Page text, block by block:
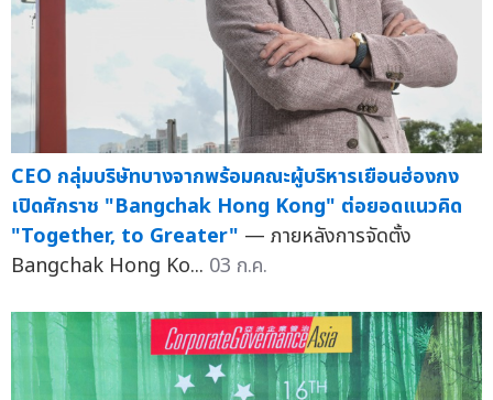
CEO กลุ่มบริษัทบางจากพร้อมคณะผู้บริหารเยือนฮ่องกง
เปิดศักราช "Bangchak Hong Kong" ต่อยอดแนวคิด
"Together, to Greater" — ภายหลังการจัดตั้ง
Bangchak Hong Ko... 03 ก.ค.